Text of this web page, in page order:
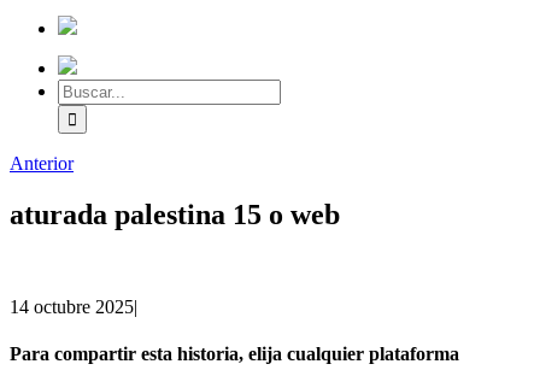
Anterior
aturada palestina 15 o web
14 octubre 2025|
Para compartir esta historia, elija cualquier plataforma